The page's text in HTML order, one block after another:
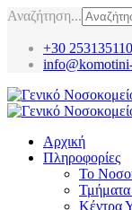
Αναζήτηση...
+30
Αρχική
Πληροφορίες
Το
Τμήματα
Κέντρα